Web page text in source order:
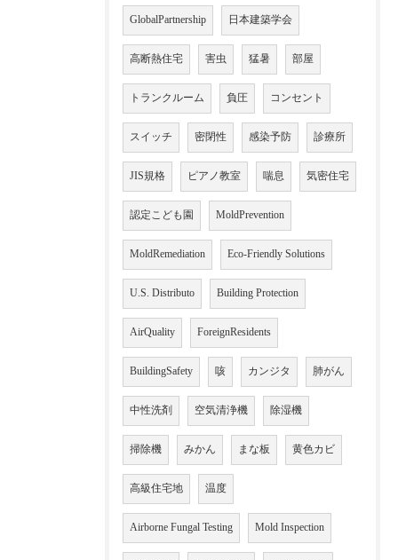
GlobalPartnership 日本建築学会
高断熱住宅 害虫 猛暑 部屋
トランクルーム 負圧 コンセント
スイッチ 密閉性 感染予防 診療所
JIS規格 ピアノ教室 喘息 気密住宅
認定こども園 MoldPrevention
MoldRemediation Eco-Friendly Solutions
U.S. Distributo Building Protection
AirQuality ForeignResidents
BuildingSafety 咳 カンジタ 肺がん
中性洗剤 空気清浄機 除湿機
掃除機 みかん まな板 黄色カビ
高級住宅地 温度
Airborne Fungal Testing Mold Inspection